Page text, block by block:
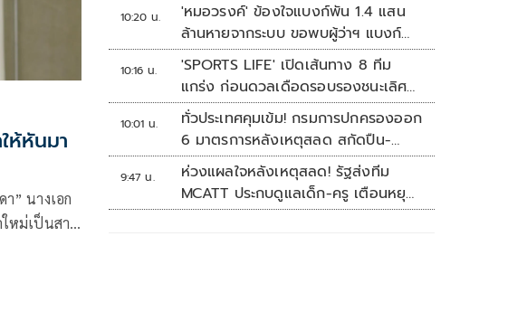
ห้หันมา
” นางเอก
หม่เป็นสาว
10:20 น.
'หมอวรงค์' ข้องใจแบงก์พัน 1.4 แสน
ล้านหายจากระบบ ขอพบผู้ว่าฯ แบงก์
ชาติ
10:16 น.
'SPORTS LIFE' เปิดเส้นทาง 8 ทีม
แกร่ง ก่อนดวลเดือดรอบรองชนะเลิศ
ศึก 'วอลเลย์บอลนักเรียน แชมป์
กีฬา 7HD 2026'
10:01 น.
ทั่วประเทศคุมเข้ม! กรมการปกครองออก
6 มาตรการหลังเหตุสลด สกัดปืน-
ป้องกันเลียนแบบ
9:47 น.
ห่วงแผลใจหลังเหตุสลด! รัฐส่งทีม
MCATT ประกบดูแลเด็ก-ครู เตือนหยุด
แชร์ภาพรุนแรง